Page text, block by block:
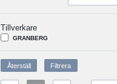
Tillverkare
GRANBERG